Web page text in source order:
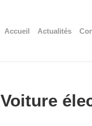
Accueil Actualités
Voiture